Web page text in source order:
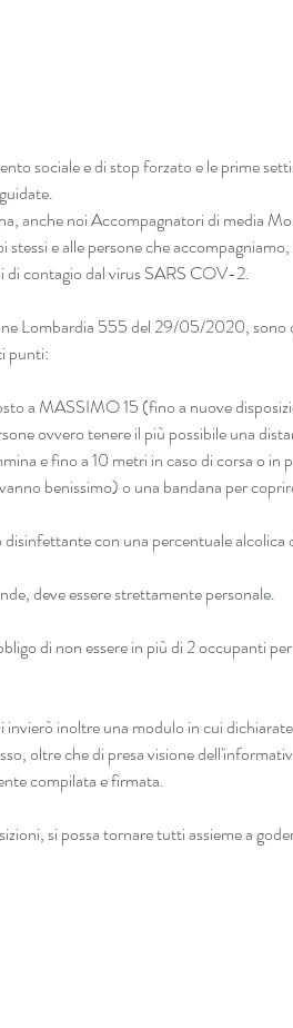
sociale e di stop forzato e le prime
anche noi Accompagnatori di media
e alle persone che
di contagio dal virus SARS COV-2.
Lombardia 555 del 29/05/2020, sono
punti:
a MASSIMO 15 (fino a nuove
ovvero tenere il più possibile una
e fino a 10 metri in caso di corsa o in
benissimo) o una bandana per
disinfettante con una percentuale
deve essere strettamente personale.
di non essere in più di 2 occupanti
inoltre una modulo in cui
oltre che di presa visione
compilata e firmata.
si possa tornare tutti assieme a